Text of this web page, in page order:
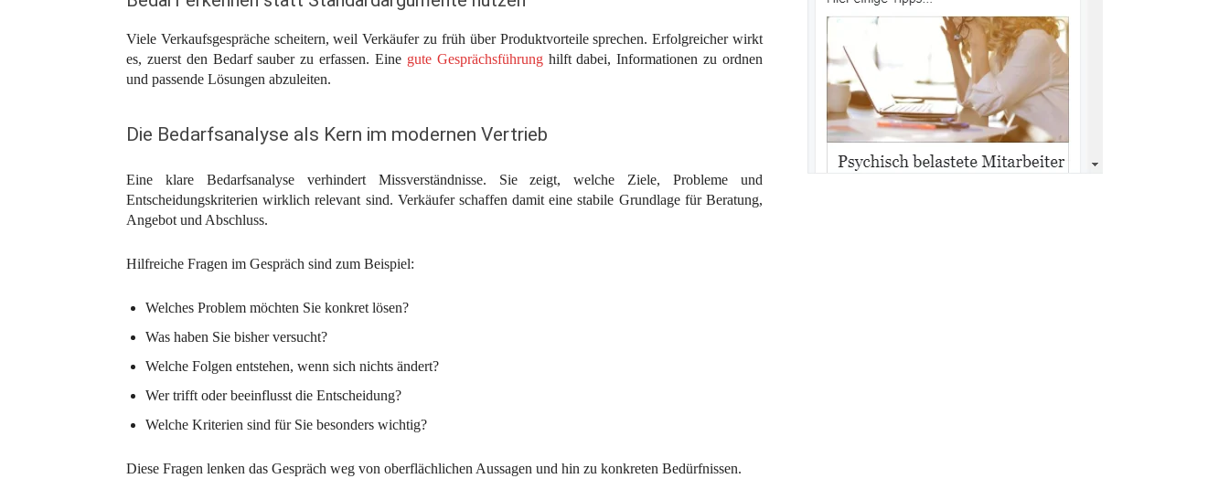
Viele Verkaufsgespräche scheitern, weil Verkäufer zu früh über Produktvorteile sprechen. Erfolgreicher wirkt
es, zuerst den Bedarf sauber zu erfassen. Eine gute Gesprächsführunghilft dabei, Informationen zu ordnen
und passende Lösungen abzuleiten.
Die Bedarfsanalyse als Kern im modernen Vertrieb
Eine klare Bedarfsanalyse verhindert Missverständnisse. Sie zeigt, welche Ziele, Probleme und
Entscheidungskriterien wirklich relevant sind. Verkäufer schaffen damit eine stabile Grundlage für Beratung,
Angebot und Abschluss.
Hilfreiche Fragen im Gespräch sind zum Beispiel:
Welches Problem möchten Sie konkret lösen?
Was haben Sie bisher versucht?
Welche Folgen entstehen, wenn sich nichts ändert?
Wer trifft oder beeinflusst die Entscheidung?
Welche Kriterien sind für Sie besonders wichtig?
Diese Fragen lenken das Gespräch weg von oberflächlichen Aussagen und hin zu konkreten Bedürfnissen.